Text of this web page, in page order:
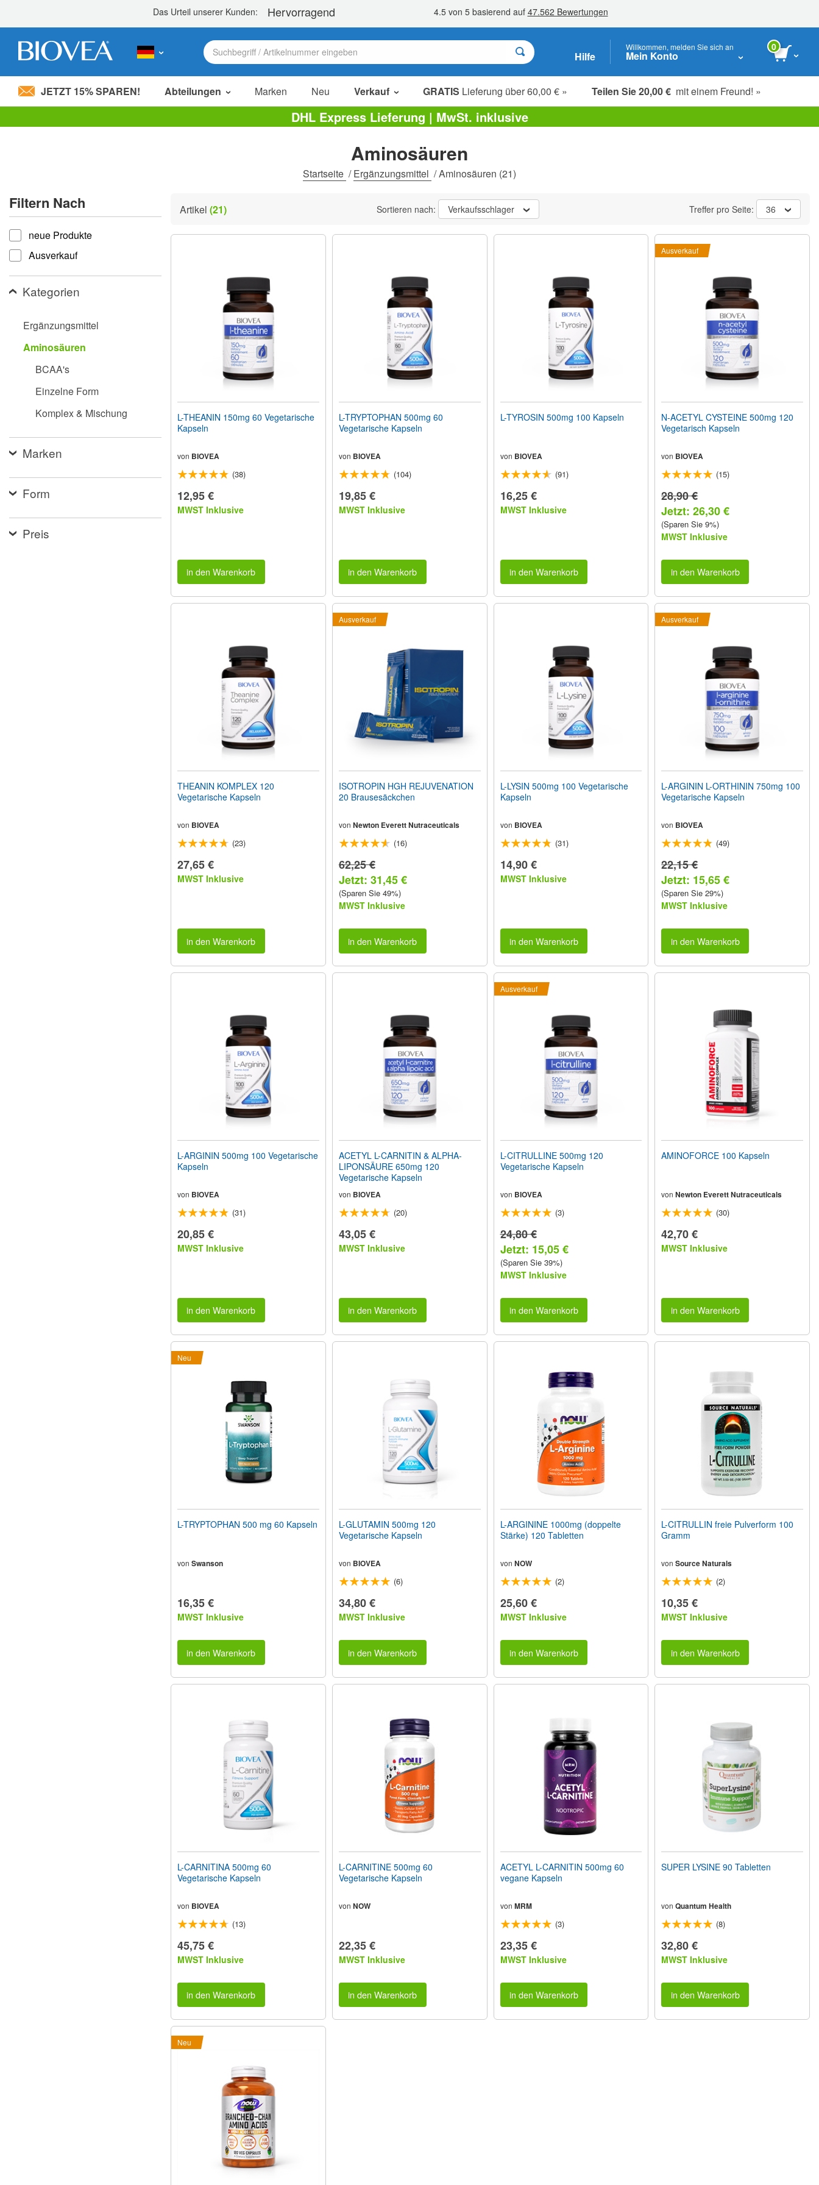
Bitte
Barrierefreiheitssystem.
Drücken
Sie
Strg-
F11,
um
Website
an
Sehbehinderte
Bildschirmleser
Drücken
Eingabehilfemenü
öffnen.
Hilfe
Willkommen, melden Sie sich an
Mein Konto
0
JETZT 15% SPAREN! Abteilungen Marken Neu Verkauf GRATIS Lieferung über 60,00 € » Teilen Sie 20,00 € mit einem Freund! »
Sale Artikel
Sparpakete
Ausverkauf
DHL Express Lieferung | MwSt. inklusive
Aminosäuren
Startseite /Ergänzungsmittel /Aminosäuren (21)
Filtern Nach
filtern nach
neue Produkte
Ausverkauf
Kategorien
Ergänzungsmittel
Aminosäuren
BCAA's
Einzelne Form
Komplex & Mischung
Marken
Form
Preis
Artikel (21) Sortieren nach: Verkaufsschlager Treffer pro Seite: 36
L-THEANIN 150mg 60 Vegetarische
Kapseln
von BIOVEA
(38)
12,95 €
MWST Inklusive
in den Warenkorb
L-TRYPTOPHAN 500mg 60
Vegetarische Kapseln
von BIOVEA
(104)
19,85 €
MWST Inklusive
in den Warenkorb
L-TYROSIN 500mg 100 Kapseln
von BIOVEA
(91)
16,25 €
MWST Inklusive
in den Warenkorb
Ausverkauf
N-ACETYL CYSTEINE 500mg 120
Vegetarisch Kapseln
von BIOVEA
(15)
28,90 €
Jetzt: 26,30 €
(Sparen Sie 9%)
MWST Inklusive
in den Warenkorb
THEANIN KOMPLEX 120
Vegetarische Kapseln
von BIOVEA
(23)
27,65 €
MWST Inklusive
in den Warenkorb
Ausverkauf
ISOTROPIN HGH REJUVENATION
20 Brausesäckchen
von Newton Everett Nutraceuticals
(16)
62,25 €
Jetzt: 31,45 €
(Sparen Sie 49%)
MWST Inklusive
in den Warenkorb
L-LYSIN 500mg 100 Vegetarische
Kapseln
von BIOVEA
(31)
14,90 €
MWST Inklusive
in den Warenkorb
Ausverkauf
L-ARGININ L-ORTHININ 750mg 100
Vegetarische Kapseln
von BIOVEA
(49)
22,15 €
Jetzt: 15,65 €
(Sparen Sie 29%)
MWST Inklusive
in den Warenkorb
L-ARGININ 500mg 100 Vegetarische
Kapseln
von BIOVEA
(31)
20,85 €
MWST Inklusive
in den Warenkorb
ACETYL L-CARNITIN & ALPHA-
LIPONSÄURE 650mg 120
Vegetarische Kapseln
von BIOVEA
(20)
43,05 €
MWST Inklusive
in den Warenkorb
Ausverkauf
L-CITRULLINE 500mg 120
Vegetarische Kapseln
von BIOVEA
(3)
24,80 €
Jetzt: 15,05 €
(Sparen Sie 39%)
MWST Inklusive
in den Warenkorb
AMINOFORCE 100 Kapseln
von Newton Everett Nutraceuticals
(30)
42,70 €
MWST Inklusive
in den Warenkorb
Neu
L-TRYPTOPHAN 500 mg 60 Kapseln
von Swanson
16,35 €
MWST Inklusive
in den Warenkorb
L-GLUTAMIN 500mg 120
Vegetarische Kapseln
von BIOVEA
(6)
34,80 €
MWST Inklusive
in den Warenkorb
L-ARGININE 1000mg (doppelte
Stärke) 120 Tabletten
von NOW
(2)
25,60 €
MWST Inklusive
in den Warenkorb
L-CITRULLIN freie Pulverform 100
Gramm
von Source Naturals
(2)
10,35 €
MWST Inklusive
in den Warenkorb
L-CARNITINA 500mg 60
Vegetarische Kapseln
von BIOVEA
(13)
45,75 €
MWST Inklusive
in den Warenkorb
L-CARNITINE 500mg 60
Vegetarische Kapseln
von NOW
22,35 €
MWST Inklusive
in den Warenkorb
ACETYL L-CARNITIN 500mg 60
vegane Kapseln
von MRM
(3)
23,35 €
MWST Inklusive
in den Warenkorb
SUPER LYSINE 90 Tabletten
von Quantum Health
(8)
32,80 €
MWST Inklusive
in den Warenkorb
Neu